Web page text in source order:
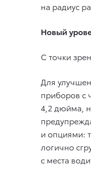
на радиус
Новый
С точки
Для
приборов с
4,2 дюйма,
и опциями:
логично
с места